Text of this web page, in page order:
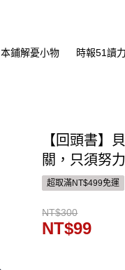
本鋪解憂小物 時報51讀
【回頭書】
關，只須努
超取滿NT$499免運
NT$300
NT$99